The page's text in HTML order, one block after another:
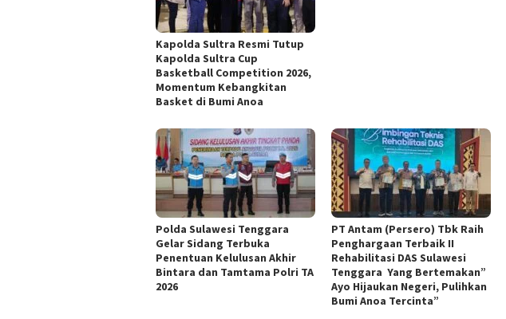
Kapolda Sultra Resmi Tutup
Kapolda Sultra Cup
Basketball Competition 2026,
Momentum Kebangkitan
Basket di Bumi Anoa
Polda Sulawesi Tenggara
Gelar Sidang Terbuka
Penentuan Kelulusan Akhir
Bintara dan Tamtama Polri TA
2026
PT Antam (Persero) Tbk Raih
Penghargaan Terbaik II
Rehabilitasi DAS Sulawesi
Tenggara Yang Bertemakan”
Ayo Hijaukan Negeri, Pulihkan
Bumi Anoa Tercinta”